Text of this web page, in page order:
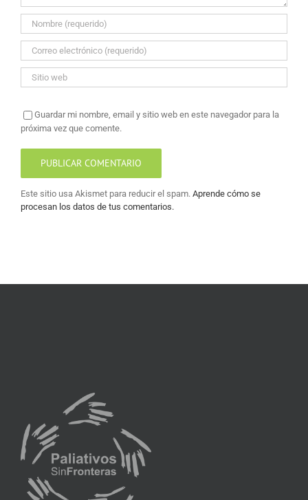
Guardar mi nombre, email y sitio web en este navegador para la
próxima vez que comente.
Este sitio usa Akismet para reducir el spam. Aprende cómo se
procesan los datos de tus comentarios.